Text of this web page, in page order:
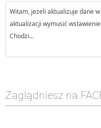
Witam, jeżeli aktualizuje dane
aktualizacji wymusić
Chodzi…
Zaglądniesz na